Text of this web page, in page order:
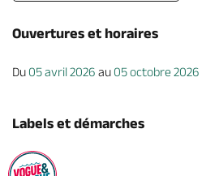
Ouvertures et horaires
Du 05 avril 2026 au 05 octobre 2026
Labels et démarches